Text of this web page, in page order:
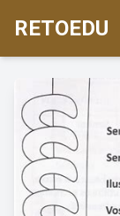
RETOEDU